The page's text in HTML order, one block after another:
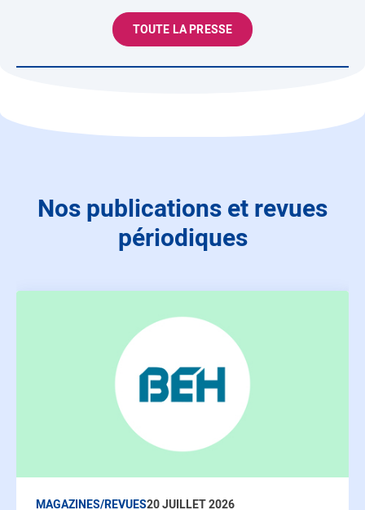
TOUTE LA PRESSE
Nos publications et revues
périodiques
MAGAZINES/REVUES20 JUILLET 2026